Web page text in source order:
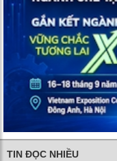
TIN ĐỌC NHIỀU